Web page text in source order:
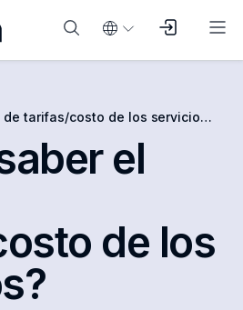
tarifas/costo de los servicios?
el
de los